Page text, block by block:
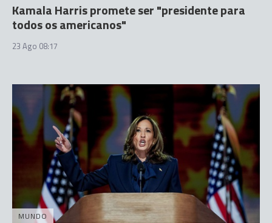
Kamala Harris promete ser "presidente para
todos os americanos"
23 Ago 08:17
MUNDO